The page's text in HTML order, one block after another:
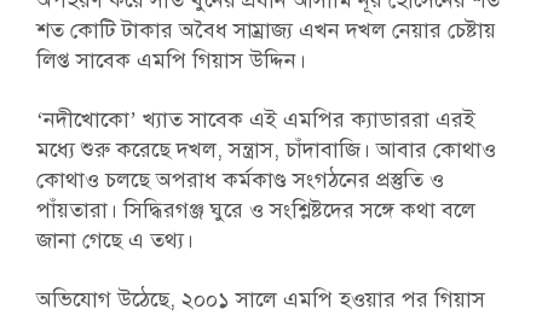
শত কোটি টাকার অবৈধ সাম্রাজ্য এখন দখল নেয়ার চেষ্টায়
লিপ্ত সাবেক এমপি গিয়াস উদ্দিন।
‘নদীখোকো’ খ্যাত সাবেক এই এমপির ক্যাডাররা এরই
মধ্যে শুরু করেছে দখল, সন্ত্রাস, চাঁদাবাজি। আবার কোথাও
কোথাও চলছে অপরাধ কর্মকাণ্ড সংগঠনের প্রস্তুতি ও
পাঁয়তারা। সিদ্ধিরগঞ্জ ঘুরে ও সংশ্লিষ্টদের সঙ্গে কথা বলে
জানা গেছে এ তথ্য।
অভিযোগ উঠেছে, ২০০১ সালে এমপি হওয়ার পর গিয়াস